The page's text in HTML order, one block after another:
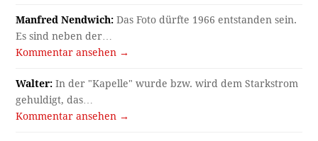
Manfred Nendwich: Das Foto dürfte 1966 entstanden sein.
Es sind neben der…
Kommentar ansehen →
Walter: In der "Kapelle" wurde bzw. wird dem Starkstrom
gehuldigt, das…
Kommentar ansehen →